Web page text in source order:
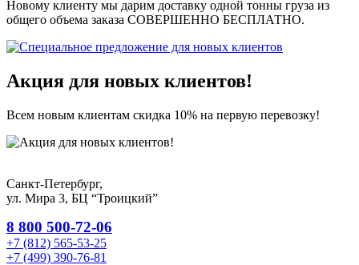
Новому клиенту мы дарим доставку одной тонны груза из
общего объема заказа СОВЕРШЕННО БЕСПЛАТНО.
Акция для новых клиентов!
Всем новым клиентам скидка 10% на первую перевозку!
Санкт-Петербург,
ул. Мира 3, БЦ “Троицкий”
8 800 500-72-06
+7 (812) 565-53-25
+7 (499) 390-76-81